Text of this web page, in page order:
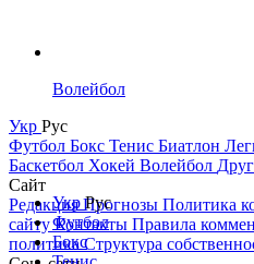
Волейбол
Укр Рус
Футбол Бокс Тенис Биатлон
Баскетбол Хокей Волейбол
Сайт
РедакцияПрогнозы Политика
сайтуКонтакты Правила
политикаСтруктура
УкрРус
Футбол
Бокс